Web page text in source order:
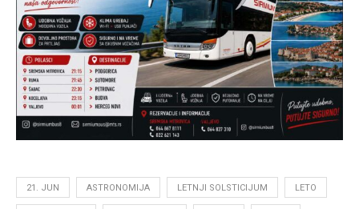
21. JUN ASTRONOMIJA LETNJI SOLSTICIJUM LETO